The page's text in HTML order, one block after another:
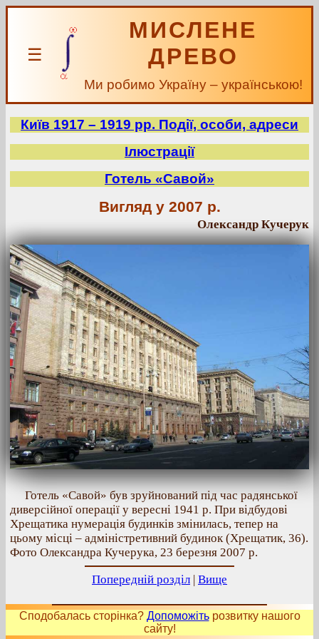
☰
МИСЛЕНЕ
ДРЕВО
Ми робимо Україну – українською!
Київ 1917 – 1919 рр. Події, особи, адреси
Ілюстрації
Готель «Савой»
Вигляд у 2007 р.
Олександр Кучерук
Готель «Савой» був зруйнований під час радянської
диверсійної операції у вересні 1941 р. При відбудові
Хрещатика нумерація будинків змінилась, тепер на
цьому місці – адміністретивний будинок (Хрещатик, 36).
Фото Олександра Кучерука, 23 березня 2007 р.
Попередній розділ | Вище
Сподобалась сторінка? Допоможітьрозвитку нашого
сайту!